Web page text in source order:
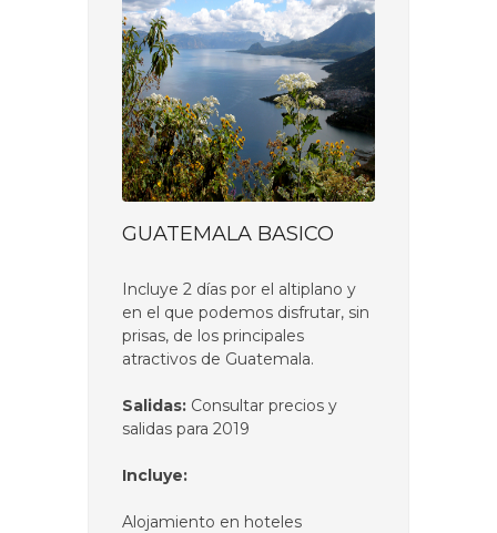
GUATEMALA BASICO
Incluye 2 días por el altiplano y
en el que podemos disfrutar, sin
prisas, de los principales
atractivos de Guatemala.
Salidas: Consultar precios y
salidas para 2019
Incluye:
Alojamiento en hoteles